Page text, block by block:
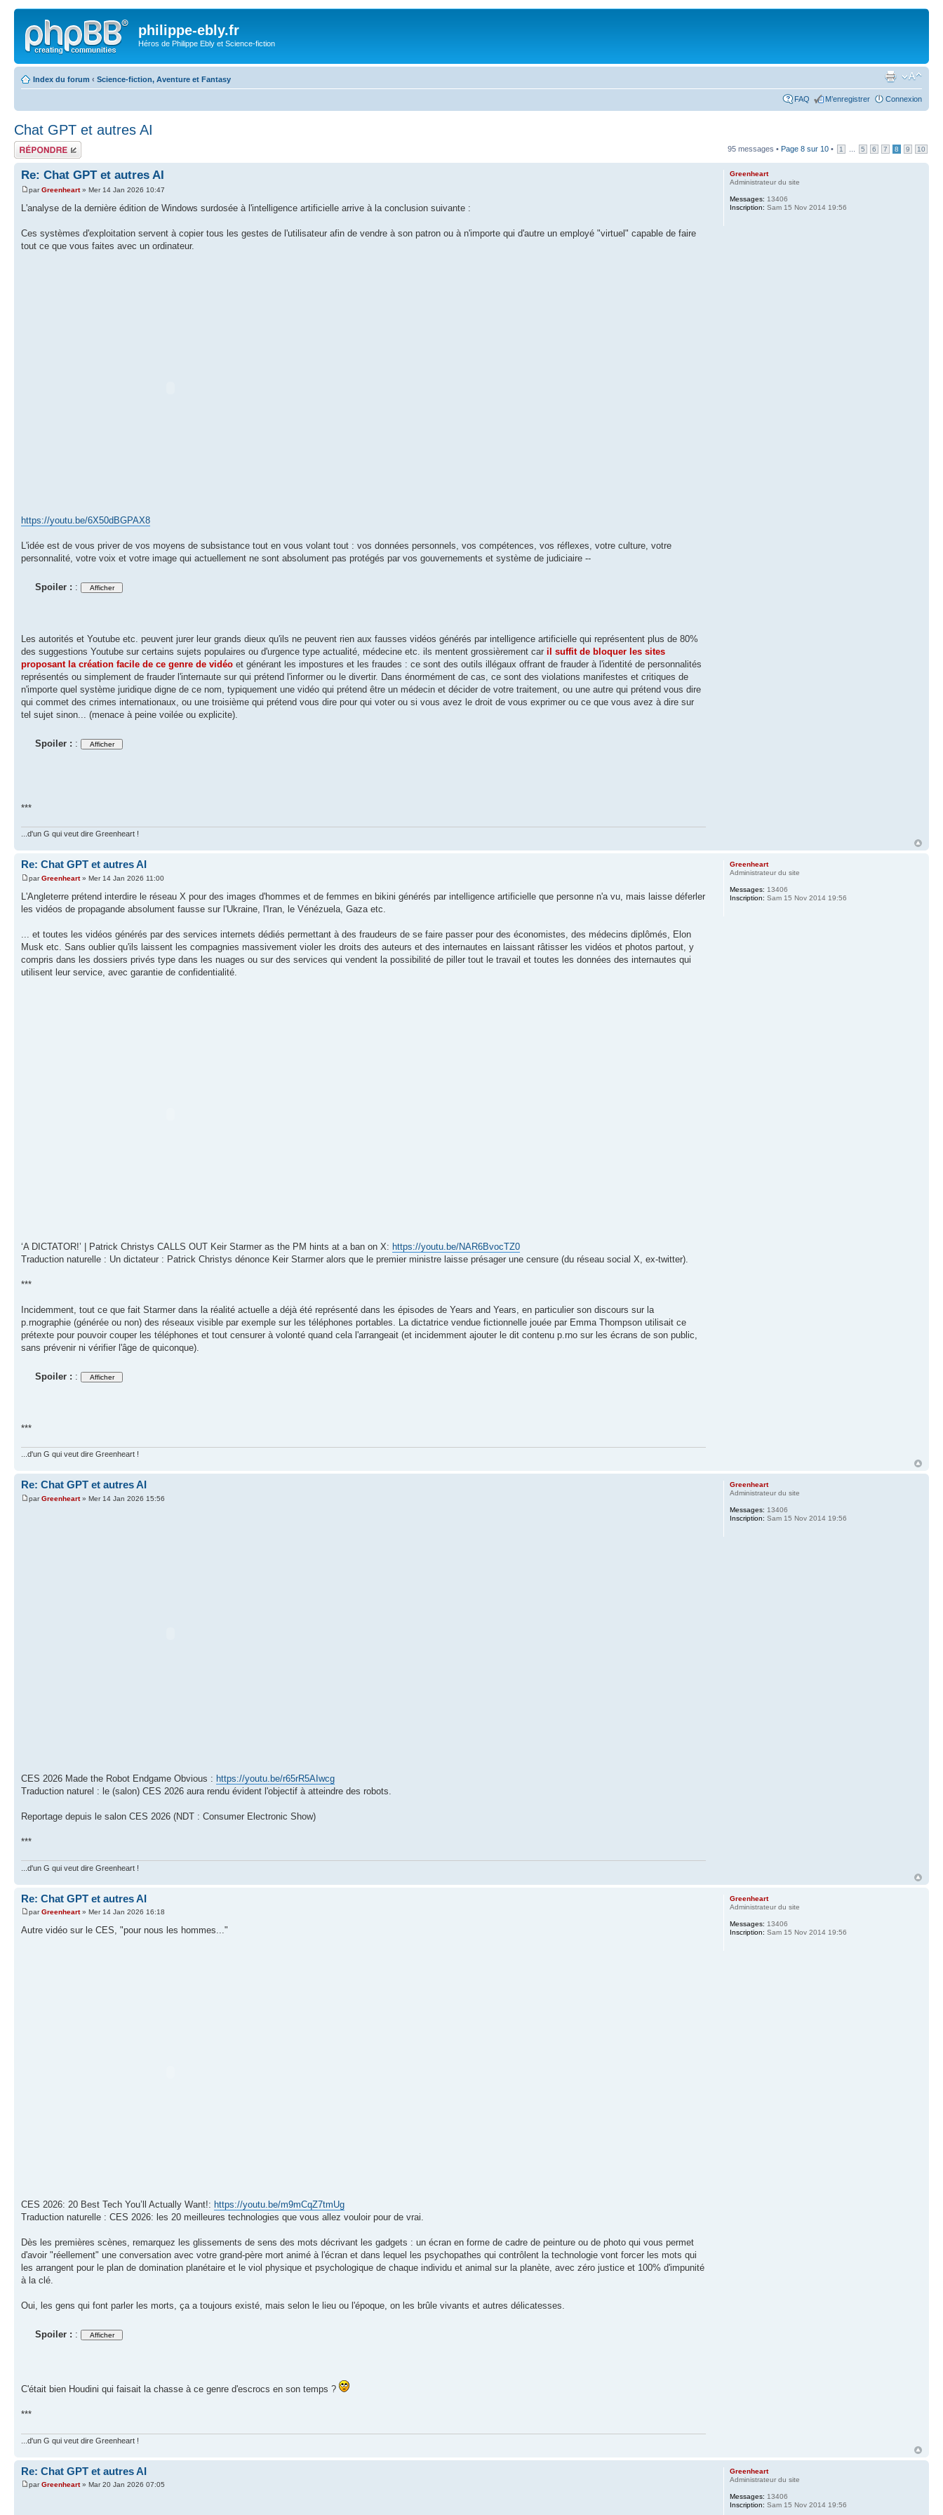
philippe-ebly.fr
Héros de Philippe Ebly et Science-fiction
Index du forum ‹ Science-fiction, Aventure et Fantasy
FAQ M’enregistrer Connexion
Chat GPT et autres AI
Répondre 95 messages • Page 8 sur 10 • 1 5 6 7 8 9 10
Re: Chat GPT et autres AI
parGreenheart» Mer 14 Jan 2026 10:47
L'analyse de la dernière édition de Windows surdosée à l'intelligence artificielle arrive à la conclusion suivante :
Ces systèmes d'exploitation servent à copier tous les gestes de l'utilisateur afin de vendre à son patron ou à n'importe qui d'autre un employé "virtuel" capable de faire
tout ce que vous faites avec un ordinateur.
https://youtu.be/6X50dBGPAX8
L'idée est de vous priver de vos moyens de subsistance tout en vous volant tout : vos données personnels, vos compétences, vos réflexes, votre culture, votre
personnalité, votre voix et votre image qui actuellement ne sont absolument pas protégés par vos gouvernements et système de judiciaire --
Spoiler : :
Les autorités et Youtube etc. peuvent jurer leur grands dieux qu'ils ne peuvent rien aux fausses vidéos générés par intelligence artificielle qui représentent plus de 80%
des suggestions Youtube sur certains sujets populaires ou d'urgence type actualité, médecine etc. ils mentent grossièrement car il suffit de bloquer les sites
proposant la création facile de ce genre de vidéo et générant les impostures et les fraudes : ce sont des outils illégaux offrant de frauder à l'identité de personnalités
représentés ou simplement de frauder l'internaute sur qui prétend l'informer ou le divertir. Dans énormément de cas, ce sont des violations manifestes et critiques de
n'importe quel système juridique digne de ce nom, typiquement une vidéo qui prétend être un médecin et décider de votre traitement, ou une autre qui prétend vous dire
qui commet des crimes internationaux, ou une troisième qui prétend vous dire pour qui voter ou si vous avez le droit de vous exprimer ou ce que vous avez à dire sur
tel sujet sinon... (menace à peine voilée ou explicite).
Spoiler : :
***
...d'un G qui veut dire Greenheart !
Greenheart
Administrateur du site
Messages: 13406
Inscription: Sam 15 Nov 2014 19:56
Re: Chat GPT et autres AI
parGreenheart» Mer 14 Jan 2026 11:00
L'Angleterre prétend interdire le réseau X pour des images d'hommes et de femmes en bikini générés par intelligence artificielle que personne n'a vu, mais laisse déferler
les vidéos de propagande absolument fausse sur l'Ukraine, l'Iran, le Vénézuela, Gaza etc.
... et toutes les vidéos générés par des services internets dédiés permettant à des fraudeurs de se faire passer pour des économistes, des médecins diplômés, Elon
Musk etc. Sans oublier qu'ils laissent les compagnies massivement violer les droits des auteurs et des internautes en laissant râtisser les vidéos et photos partout, y
compris dans les dossiers privés type dans les nuages ou sur des services qui vendent la possibilité de piller tout le travail et toutes les données des internautes qui
utilisent leur service, avec garantie de confidentialité.
‘A DICTATOR!’ | Patrick Christys CALLS OUT Keir Starmer as the PM hints at a ban on X: https://youtu.be/NAR6BvocTZ0
Traduction naturelle : Un dictateur : Patrick Christys dénonce Keir Starmer alors que le premier ministre laisse présager une censure (du réseau social X, ex-twitter).
***
Incidemment, tout ce que fait Starmer dans la réalité actuelle a déjà été représenté dans les épisodes de Years and Years, en particulier son discours sur la
p.rnographie (générée ou non) des réseaux visible par exemple sur les téléphones portables. La dictatrice vendue fictionnelle jouée par Emma Thompson utilisait ce
prétexte pour pouvoir couper les téléphones et tout censurer à volonté quand cela l'arrangeait (et incidemment ajouter le dit contenu p.rno sur les écrans de son public,
sans prévenir ni vérifier l'âge de quiconque).
Spoiler : :
***
...d'un G qui veut dire Greenheart !
Greenheart
Administrateur du site
Messages: 13406
Inscription: Sam 15 Nov 2014 19:56
Re: Chat GPT et autres AI
parGreenheart» Mer 14 Jan 2026 15:56
CES 2026 Made the Robot Endgame Obvious : https://youtu.be/r65rR5AIwcg
Traduction naturel : le (salon) CES 2026 aura rendu évident l'objectif à atteindre des robots.
Reportage depuis le salon CES 2026 (NDT : Consumer Electronic Show)
***
...d'un G qui veut dire Greenheart !
Greenheart
Administrateur du site
Messages: 13406
Inscription: Sam 15 Nov 2014 19:56
Re: Chat GPT et autres AI
parGreenheart» Mer 14 Jan 2026 16:18
Autre vidéo sur le CES, "pour nous les hommes..."
CES 2026: 20 Best Tech You’ll Actually Want!: https://youtu.be/m9mCqZ7tmUg
Traduction naturelle : CES 2026: les 20 meilleures technologies que vous allez vouloir pour de vrai.
Dès les premières scènes, remarquez les glissements de sens des mots décrivant les gadgets : un écran en forme de cadre de peinture ou de photo qui vous permet
d'avoir "réellement" une conversation avec votre grand-père mort animé à l'écran et dans lequel les psychopathes qui contrôlent la technologie vont forcer les mots qui
les arrangent pour le plan de domination planétaire et le viol physique et psychologique de chaque individu et animal sur la planète, avec zéro justice et 100% d'impunité
à la clé.
Oui, les gens qui font parler les morts, ça a toujours existé, mais selon le lieu ou l'époque, on les brûle vivants et autres délicatesses.
Spoiler : :
C'était bien Houdini qui faisait la chasse à ce genre d'escrocs en son temps ?
***
...d'un G qui veut dire Greenheart !
Greenheart
Administrateur du site
Messages: 13406
Inscription: Sam 15 Nov 2014 19:56
Re: Chat GPT et autres AI
parGreenheart» Mar 20 Jan 2026 07:05
Greenheart
Administrateur du site
Messages: 13406
Inscription: Sam 15 Nov 2014 19:56